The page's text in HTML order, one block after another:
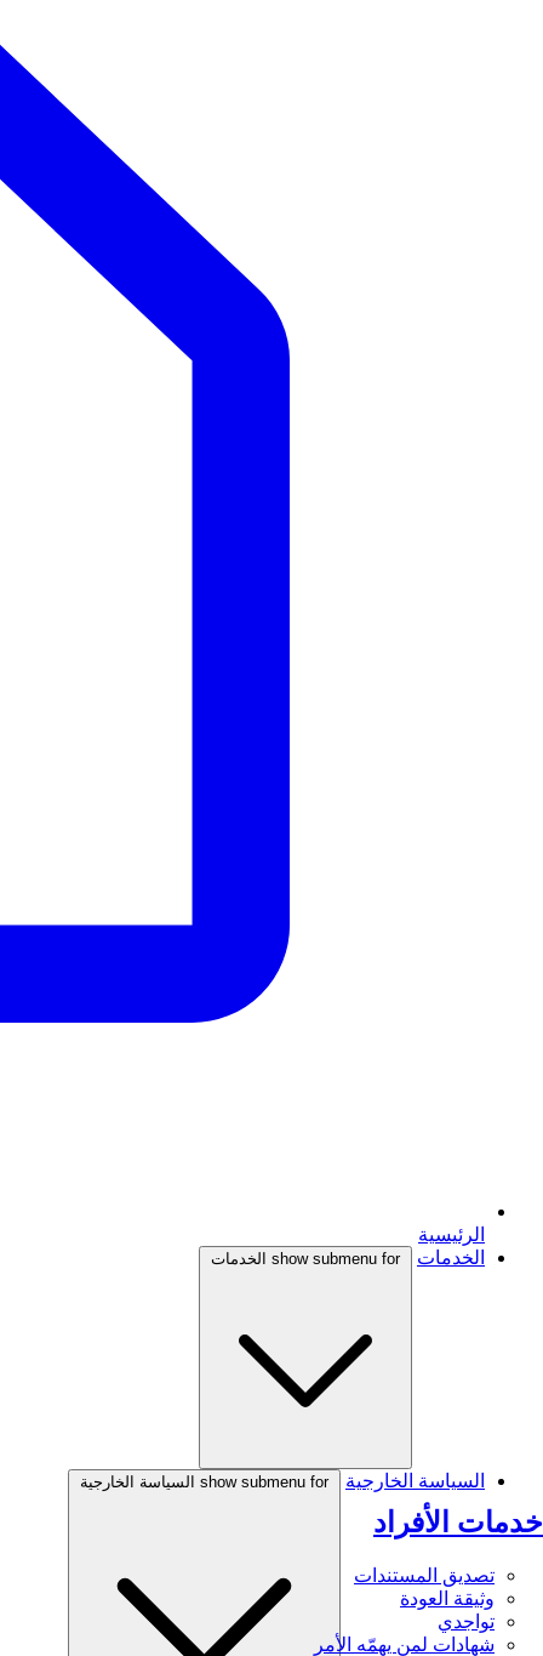
الرئيسية
الخدمات
show submenu for الخدمات
خدمات الأفراد
تصديق المستندات
وثيقة العودة
تواجدي
شهادات لمن يهمّه الأمر
السياسة الخارجية show submenu for السياسة الخارجية